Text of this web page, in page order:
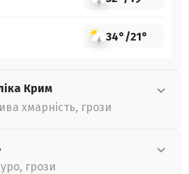
34°/21°
Крим
хмарність, грози
грози